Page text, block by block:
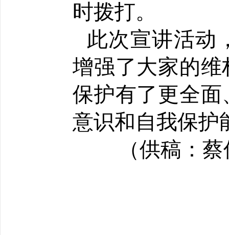
时拨打。
此次宣讲活动
增强了大家的
保护有了更全
意识和自我保护
（供稿：